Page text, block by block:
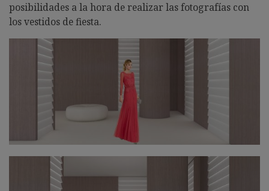
posibilidades a la hora de realizar las fotografías con
los vestidos de fiesta.